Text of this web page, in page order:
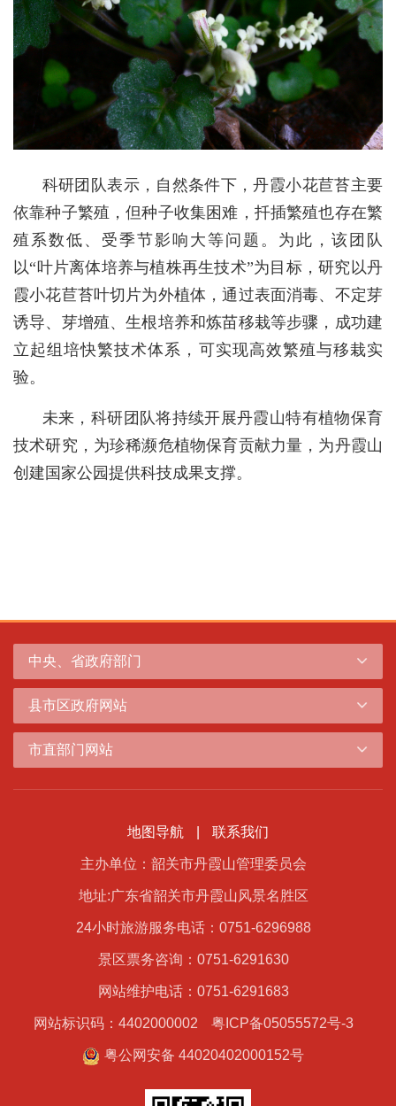
科研团队表示，自然条件下，丹霞小花苣苔主要
依靠种子繁殖，但种子收集困难，扦插繁殖也存在繁
殖系数低、受季节影响大等问题。为此，该团队
以“叶片离体培养与植株再生技术”为目标，研究以丹
霞小花苣苔叶切片为外植体，通过表面消毒、不定芽
诱导、芽增殖、生根培养和炼苗移栽等步骤，成功建
立起组培快繁技术体系，可实现高效繁殖与移栽实
验。
未来，科研团队将持续开展丹霞山特有植物保育
技术研究，为珍稀濒危植物保育贡献力量，为丹霞山
创建国家公园提供科技成果支撑。
中央、省政府部门
县市区政府网站
市直部门网站
地图导航 联系我们
主办单位：韶关市丹霞山管理委员会
地址:广东省韶关市丹霞山风景名胜区
24小时旅游服务电话：0751-6296988
景区票务咨询：0751-6291630
网站维护电话：0751-6291683
网站标识码：4402000002 粤ICP备05055572号-3
粤公网安备 44020402000152号